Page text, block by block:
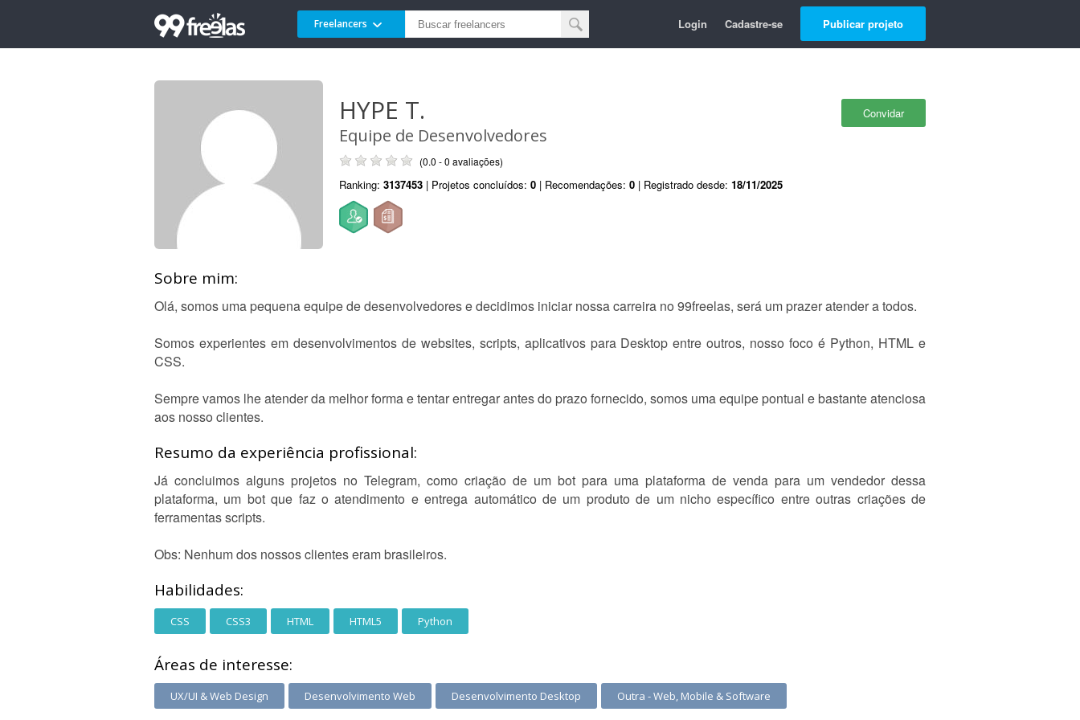
Freelancers Login Cadastre-se Publicar projeto
Convidar
HYPE T.
Equipe de Desenvolvedores
(0.0 - 0 avaliações)
Ranking: 3137453 | Projetos concluídos: 0 | Recomendações: 0 | Registrado desde: 18/11/2025
Sobre mim:
Olá, somos uma pequena equipe de desenvolvedores e decidimos iniciar nossa carreira no 99freelas, será um prazer atender a todos.
Somos experientes em desenvolvimentos de websites, scripts, aplicativos para Desktop entre outros, nosso foco é Python, HTML e
CSS.
Sempre vamos lhe atender da melhor forma e tentar entregar antes do prazo fornecido, somos uma equipe pontual e bastante atenciosa
aos nosso clientes.
Resumo da experiência profissional:
Já concluimos alguns projetos no Telegram, como criação de um bot para uma plataforma de venda para um vendedor dessa
plataforma, um bot que faz o atendimento e entrega automático de um produto de um nicho específico entre outras criações de
ferramentas scripts.
Obs: Nenhum dos nossos clientes eram brasileiros.
Habilidades:
CSS CSS3 HTML HTML5 Python
Áreas de interesse:
UX/UI & Web Design Desenvolvimento Web Desenvolvimento Desktop Outra - Web, Mobile & Software